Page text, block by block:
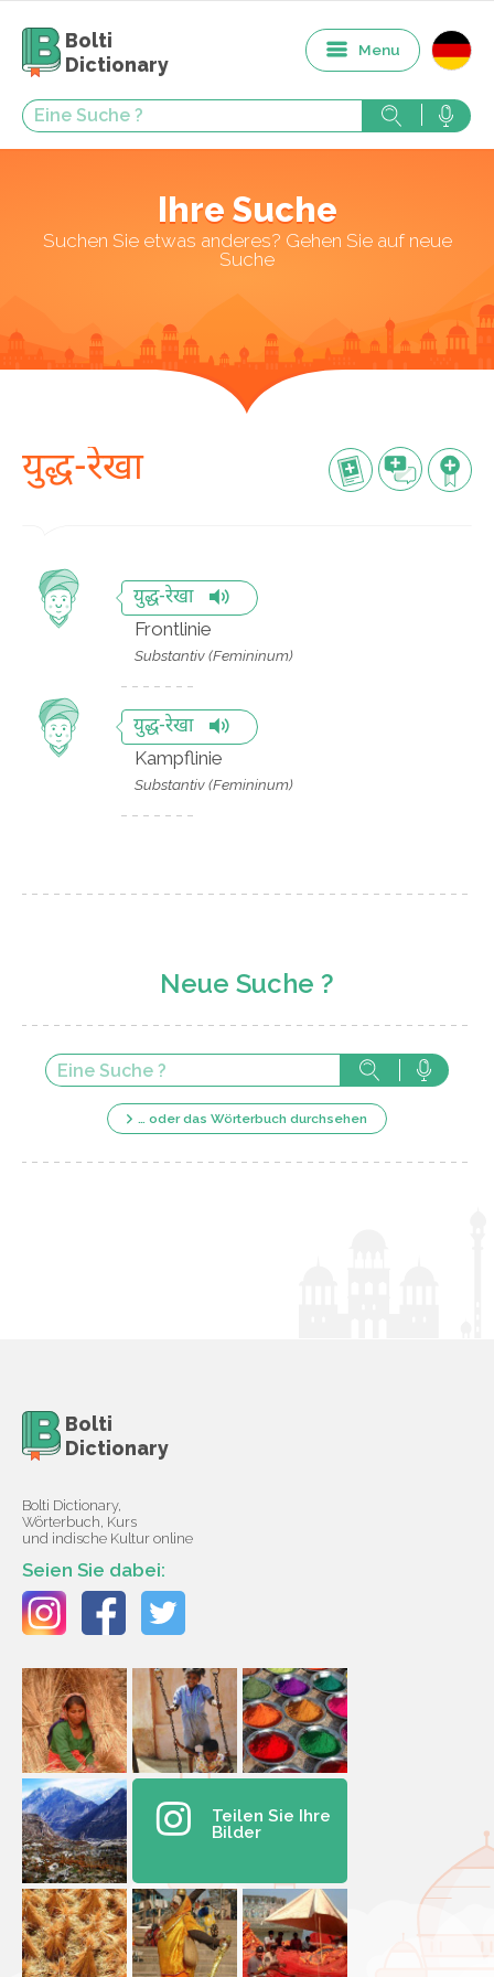
Bolti
Dictionary
Menu
Ihre Suche
Suchen Sie etwas anderes? Gehen Sie auf neue
Suche
युद्ध-रेखा
युद्ध-रेखा
Frontlinie
Substantiv (Femininum)
युद्ध-रेखा
Kampflinie
Substantiv (Femininum)
Neue Suche ?
… oder das Wörterbuch durchsehen
Bolti
Dictionary
Bolti Dictionary,
Wörterbuch, Kurs
und indische Kultur online
Seien Sie dabei:
Teilen Sie Ihre
Bilder